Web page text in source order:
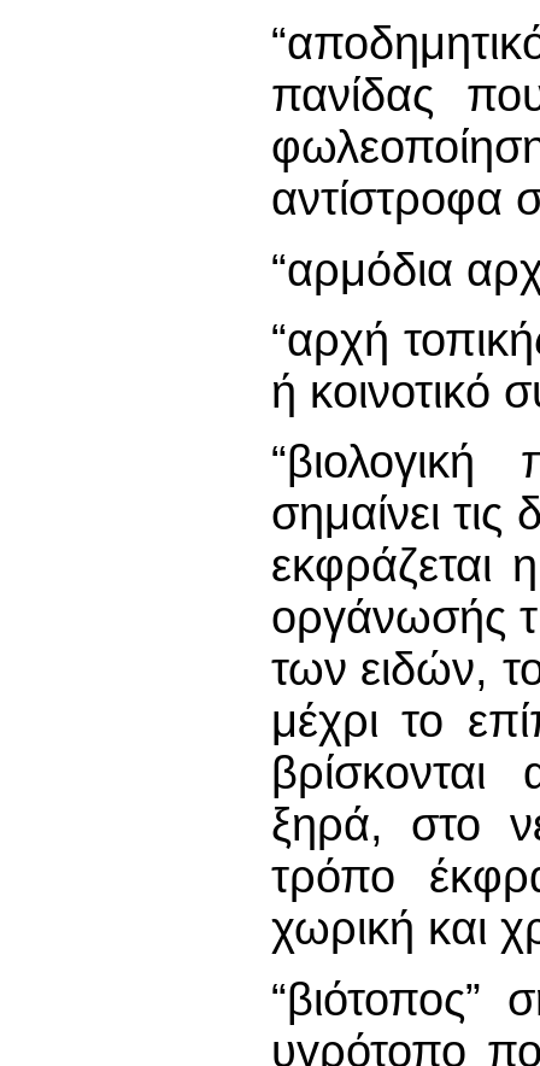
πανίδας
αντίστροφα
“αρμόδια
“αρχή
ή κοινοτικό
“βιολογική
σημαίνει τις
εκφράζεται
οργάνωσής
των ειδών,
μέχρι το
ξηρά, στο
τρόπο
χωρική και
“βιότοπος”
υγρότοπο